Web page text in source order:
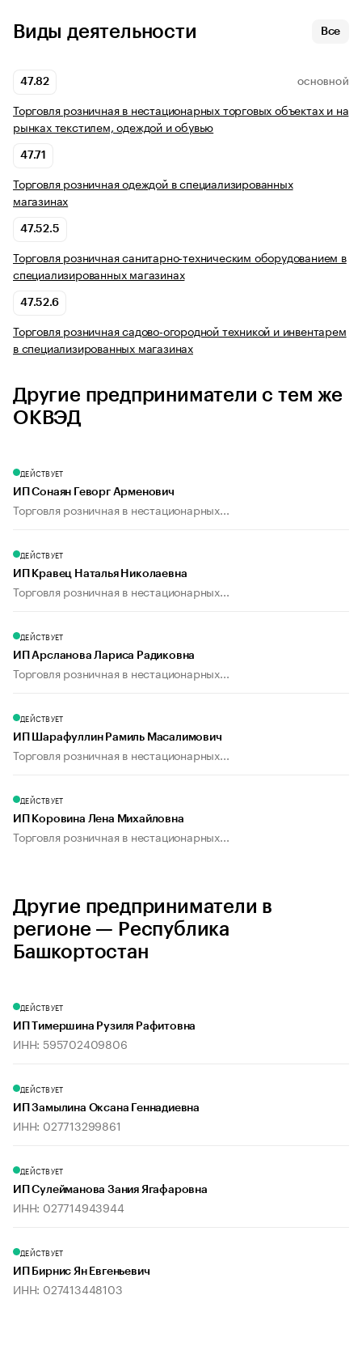
Виды деятельности Все
47.82 ОСНОВНОЙ
Торговля розничная в нестационарных торговых объектах и на
рынках текстилем, одеждой и обувью
47.71
Торговля розничная одеждой в специализированных
магазинах
47.52.5
Торговля розничная санитарно-техническим оборудованием в
специализированных магазинах
47.52.6
Торговля розничная садово-огородной техникой и инвентарем
в специализированных магазинах
Другие предприниматели с тем же
ОКВЭД
ДЕЙСТВУЕТ
ИП Сонаян Геворг Арменович
Торговля розничная в нестационарных...
ДЕЙСТВУЕТ
ИП Кравец Наталья Николаевна
Торговля розничная в нестационарных...
ДЕЙСТВУЕТ
ИП Арсланова Лариса Радиковна
Торговля розничная в нестационарных...
ДЕЙСТВУЕТ
ИП Шарафуллин Рамиль Масалимович
Торговля розничная в нестационарных...
ДЕЙСТВУЕТ
ИП Коровина Лена Михайловна
Торговля розничная в нестационарных...
Другие предприниматели в
регионе — Республика
Башкортостан
ДЕЙСТВУЕТ
ИП Тимершина Рузиля Рафитовна
ИНН: 595702409806
ДЕЙСТВУЕТ
ИП Замылина Оксана Геннадиевна
ИНН: 027713299861
ДЕЙСТВУЕТ
ИП Сулейманова Зания Ягафаровна
ИНН: 027714943944
ДЕЙСТВУЕТ
ИП Бирнис Ян Евгеньевич
ИНН: 027413448103